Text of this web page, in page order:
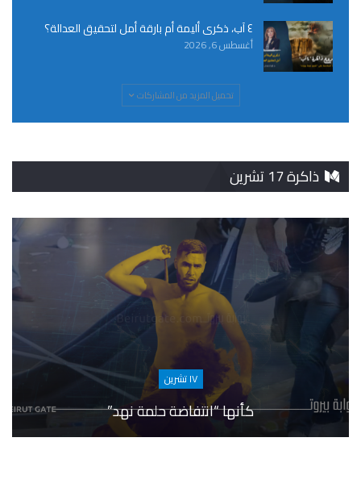
٤ آب، ذكرى أليمة أم بارقة أمل لتحقيق العدالة؟
أغسطس 6, 2026
تحميل المزيد من المشاركات
ذاكرة 17 تشرين
١٧ تشرين
كأنها “انتفاضة حلمة نهد”